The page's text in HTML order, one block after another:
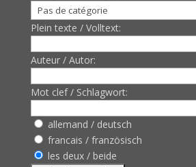
Plein texte / Volltext:
Auteur / Autor:
Mot clef / Schlagwort:
allemand / deutsch
francais / französisch
les deux / beide